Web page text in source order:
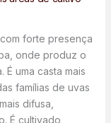
forte presença
onde produz o
É uma casta mais
famílias de uvas
difusa,
É cultivado